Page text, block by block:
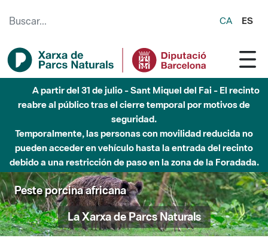
CA ES
A partir del 31 de julio - Sant Miquel del Fai - El recinto
reabre al público tras el cierre temporal por motivos de
seguridad.
Temporalmente, las personas con movilidad reducida no
pueden acceder en vehículo hasta la entrada del recinto
debido a una restricción de paso en la zona de la Foradada.
Peste porcina africana
La Xarxa de Parcs Naturals